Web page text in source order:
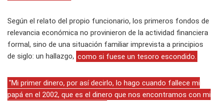
Según el relato del propio funcionario, los primeros fondos de
relevancia económica no provinieron de la actividad financiera
formal, sino de una situación familiar imprevista a principios
de siglo: un hallazgo, como si fuese un tesoro escondido.
"Mi primer dinero, por así decirlo, lo hago cuando fallece mi
papá en el 2002, que es el dinero que nos encontramos con mi